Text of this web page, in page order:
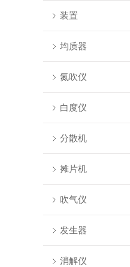
装置
均质器
氮吹仪
白度仪
分散机
摊片机
吹气仪
发生器
消解仪